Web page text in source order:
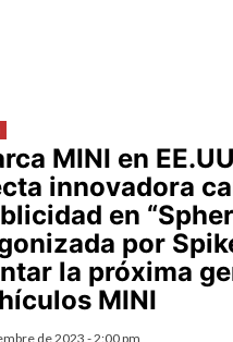
MINI en
innovadora
en
por
la próxima
MINI
de 2023 - 2:00 pm